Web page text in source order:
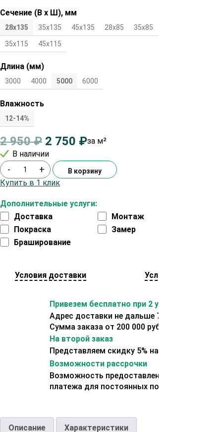
Сечение (В х Ш), мм
28х135 35х135 45х135 28х85 35х85
35х115 45х115
Длина (мм)
3000 4000 5000 6000
Влажность
12-14%
2 950₽ 2 750 ₽за м²
В наличии
Дополнительные услуги:
Доставка
Монтаж
Покраска
Замер
Браширование
- + В корзину
Купить в 1 клик
Условия доставки Условия оплаты
Привезем бесплатно при 2 условиях:
Адрес доставки не дальше 70 км от склада.
Сумма заказа от 200 000 рублей.
На второй заказ
Представляем скидку 5% на второй заказ
Возможности рассрочки
Возможность предоставления отсрочки
платежа для постоянных покупателей.
Описание Характеристики